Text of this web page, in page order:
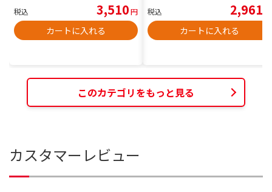
税込 3,510円
カートに入れる
税込 2,961
カートに入れる
このカテゴリをもっと見る
カスタマーレビュー